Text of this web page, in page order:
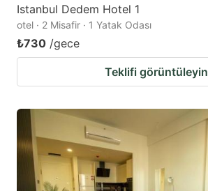
Istanbul Dedem Hotel 1
otel · 2 Misafir · 1 Yatak Odası
₺730 /gece
Teklifi görüntüleyin